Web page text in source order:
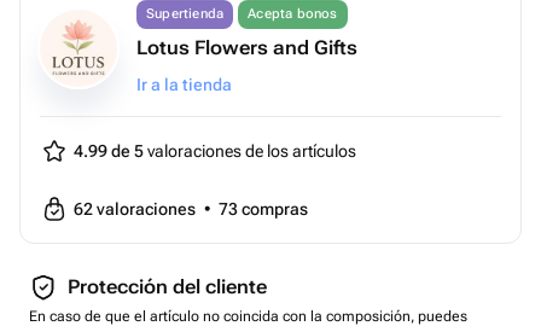
Supertienda Acepta bonos
Lotus Flowers and Gifts
Ir a la tienda
4.99 de 5valoraciones de los artículos
62valoraciones • 73compras
Protección del cliente
En caso de que el artículo no coincida con la composición, puedes